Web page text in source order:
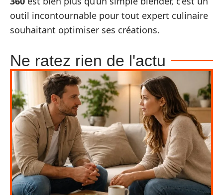
outil incontournable pour tout expert culinaire
souhaitant optimiser ses créations.
Ne ratez rien de l'actu